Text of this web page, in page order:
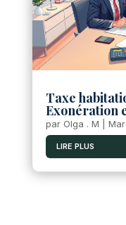
Taxe
Exonération
par Olga . M
LIRE PLUS